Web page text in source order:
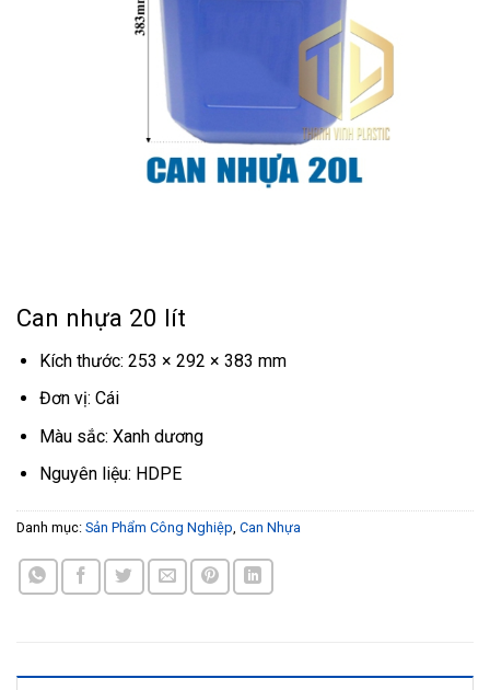
Can nhựa 20 lít
Kích thước: 253 × 292 × 383 mm
Đơn vị: Cái
Màu sắc: Xanh dương
Nguyên liệu: HDPE
Danh mục: Sản Phẩm Công Nghiệp, Can Nhựa